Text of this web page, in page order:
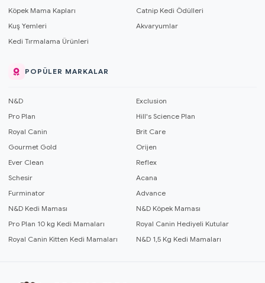
Köpek Mama Kapları
Catnip Kedi Ödülleri
Kuş Yemleri
Akvaryumlar
Kedi Tırmalama Ürünleri
POPÜLER MARKALAR
N&D
Exclusion
Pro Plan
Hill's Science Plan
Royal Canin
Brit Care
Gourmet Gold
Orijen
Ever Clean
Reflex
Schesir
Acana
Furminator
Advance
N&D Kedi Maması
N&D Köpek Maması
Pro Plan 10 kg Kedi Mamaları
Royal Canin Hediyeli Kutular
Royal Canin Kitten Kedi Mamaları
N&D 1,5 Kg Kedi Mamaları